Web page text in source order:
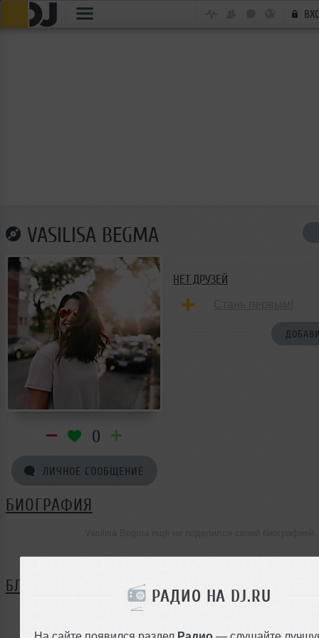
РАДИО НА DJ.RU
На сайте появился раздел Радио — слушайте
VASILISA BEGMA
0
ЛИЧНОЕ СООБЩЕНИЕ
НЕТ ДРУЗЕЙ
БИОГРАФИЯ
БЛОГ